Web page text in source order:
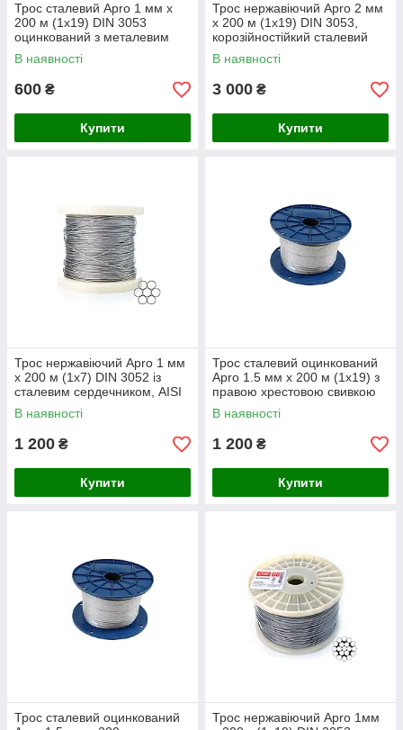
Трос сталевий Apro 1 мм x
200 м (1x19) DIN 3053
оцинкований з металевим
сердечником, для
будівництва
В наявності
600 ₴
Купити
Трос нержавіючий Apro 2 мм
x 200 м (1x19) DIN 3053,
корозійностійкий сталевий
трос
В наявності
3 000 ₴
Купити
Трос нержавіючий Apro 1 мм
x 200 м (1x7) DIN 3052 із
сталевим сердечником, AISI
304 для будівництва
В наявності
1 200 ₴
Купити
Трос сталевий оцинкований
Apro 1.5 мм x 200 м (1x19) з
правою хрестовою свивкою
для навантаження та
кріплення
В наявності
1 200 ₴
Купити
Трос сталевий оцинкований
Трос нержавіючий Apro 1мм